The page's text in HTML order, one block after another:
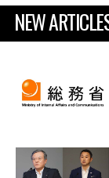
NEW